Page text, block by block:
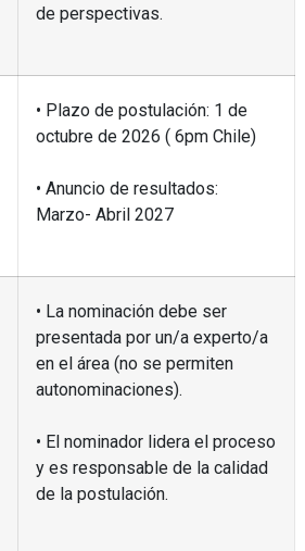
de perspectivas.
• Plazo de postulación: 1 de
octubre de 2026 ( 6pm Chile)
• Anuncio de resultados:
Marzo- Abril 2027
• La nominación debe ser
presentada por un/a experto/a
en el área (no se permiten
autonominaciones).
• El nominador lidera el proceso
y es responsable de la calidad
de la postulación.